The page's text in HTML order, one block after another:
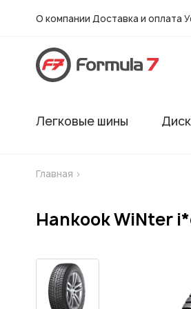
О компании Доставка и оплата
Легковые шины
Главная >
Hankook WiNter